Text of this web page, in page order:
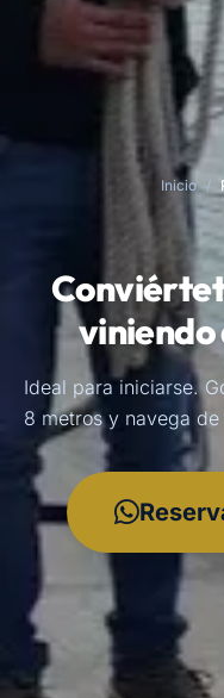
Inicio /
viniendo
Ideal para iniciarse.
8 metros y navega